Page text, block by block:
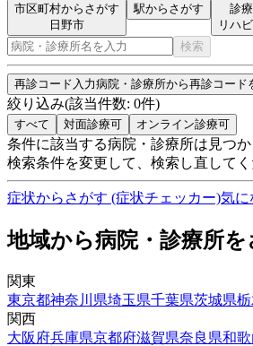
市区町村からさがす
日野市
駅からさがす
診
リハ
検索
再診コード入力病院・診療所から再診コード
絞り込み(該当件数: 0件)
すべて 対面診療可 オンライン診療可
条件に該当する病院・診療所は見つ
検索条件を変更して、検索し直して
症状からさがす (症状チェッカー)気に
地域から病院・診療所を
関東
東京都神奈川県埼玉県千葉県茨城県
関西
大阪府兵庫県京都府滋賀県奈良県和